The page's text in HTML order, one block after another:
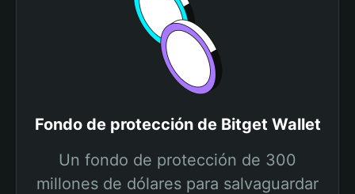
Fondo de protección de Bitget Wallet
Un fondo de protección de 300
millones de dólares para salvaguardar